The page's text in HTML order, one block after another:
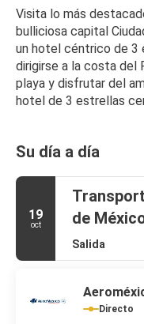
Visita lo más
bulliciosa capital
un hotel céntrico de 3
dirigirse a la costa del
playa y disfrutar del
hotel de 3 estrellas
Su día a día
19
oct
de
Salida
Directo